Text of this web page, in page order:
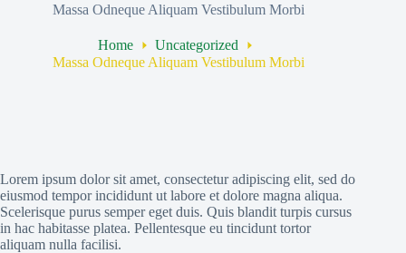
Massa Odneque Aliquam Vestibulum Morbi
Home
Uncategorized
Massa Odneque Aliquam Vestibulum Morbi
Lorem ipsum dolor sit amet, consectetur adipiscing elit, sed do
eiusmod tempor incididunt ut labore et dolore magna aliqua.
Scelerisque purus semper eget duis. Quis blandit turpis cursus
in hac habitasse platea. Pellentesque eu tincidunt tortor
aliquam nulla facilisi.